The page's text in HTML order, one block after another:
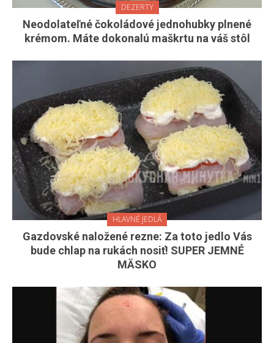
DEZERTY
Neodolateľné čokoládové jednohubky plnené
krémom. Máte dokonalú maškrtu na váš stôl
HLAVNÉ JEDLÁ
Gazdovské naložené rezne: Za toto jedlo Vás
bude chlap na rukách nosiť! SUPER JEMNÉ
MÄSKO